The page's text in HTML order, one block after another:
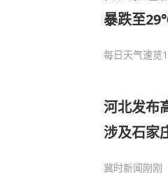
暴跌至
每日天气速览
河北发布
涉及石家
冀时新闻刚刚